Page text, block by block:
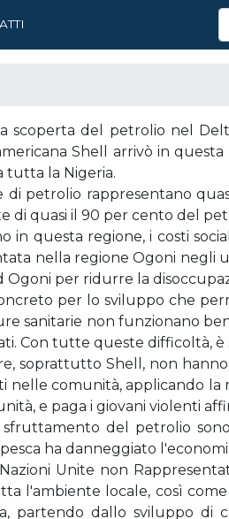
scoperta del petrolio nel
Shell arrivò in
tutta la Nigeria.
petrolio rappresentano
di quasi il 90 per cento del
in questa regione, i costi
nella regione Ogoni negli
Ogoni per ridurre la
per lo sviluppo che
sanitarie non funzionano
Con tutte queste difficoltà,
soprattutto Shell, non
nelle comunità, applicando la
e paga i giovani violenti
del petrolio
ha danneggiato
Nazioni Unite non
l'ambiente locale, così
partendo dallo sviluppo